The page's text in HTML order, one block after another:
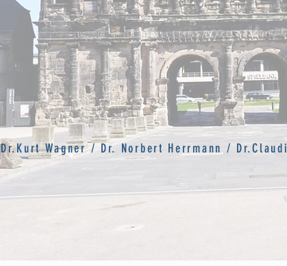
Dr.Kurt Wagner / Dr. Norbert Herrmann /